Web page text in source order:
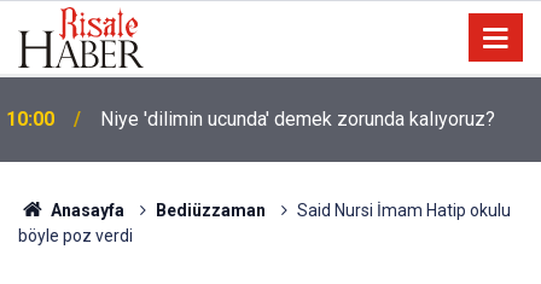
09:45
savunma şartı getirdiler
Anasayfa Bediüzzaman
Said Nursi İmam Hatip okulu
böyle poz verdi